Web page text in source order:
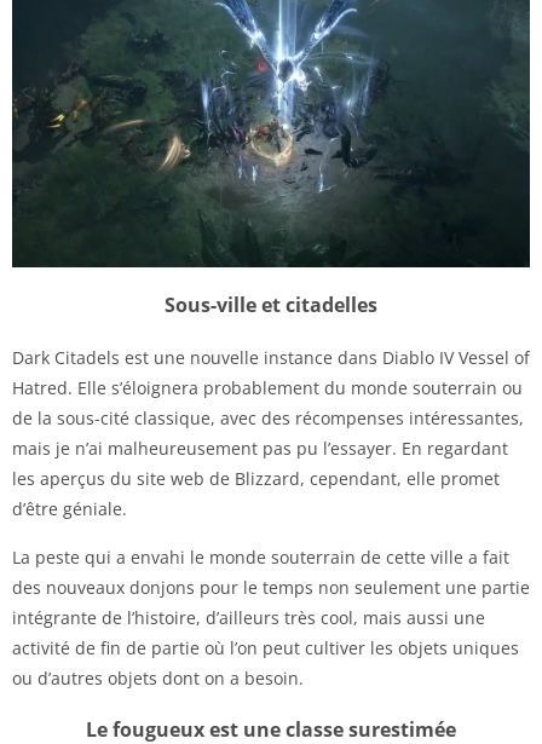
Sous-ville et citadelles
Dark Citadels est une nouvelle instance dans Diablo IV Vessel of
Hatred. Elle s’éloignera probablement du monde souterrain ou
de la sous-cité classique, avec des récompenses intéressantes,
mais je n’ai malheureusement pas pu l’essayer. En regardant
les aperçus du site web de Blizzard, cependant, elle promet
d’être géniale.
La peste qui a envahi le monde souterrain de cette ville a fait
des nouveaux donjons pour le temps non seulement une partie
intégrante de l’histoire, d’ailleurs très cool, mais aussi une
activité de fin de partie où l’on peut cultiver les objets uniques
ou d’autres objets dont on a besoin.
Le fougueux est une classe surestimée